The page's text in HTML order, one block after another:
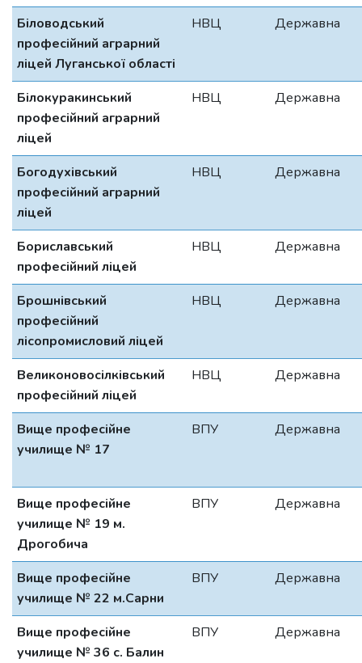
Біловодський
професійний аграрний
ліцей Луганської області
НВЦ Державна
Білокуракинський
професійний аграрний
ліцей
НВЦ Державна
Богодухівський
професійний аграрний
ліцей
НВЦ Державна
Бориславський
професійний ліцей
НВЦ Державна
Брошнівський
професійний
лісопромисловий ліцей
НВЦ Державна
Великоновосілківський
професійний ліцей
НВЦ Державна
Вище професійне
училище № 17
ВПУ Державна
Вище професійне
училище № 19 м.
Дрогобича
ВПУ Державна
Вище професійне
училище № 22 м.Сарни
ВПУ Державна
Вище професійне
училище № 36 с. Балин
ВПУ Державна